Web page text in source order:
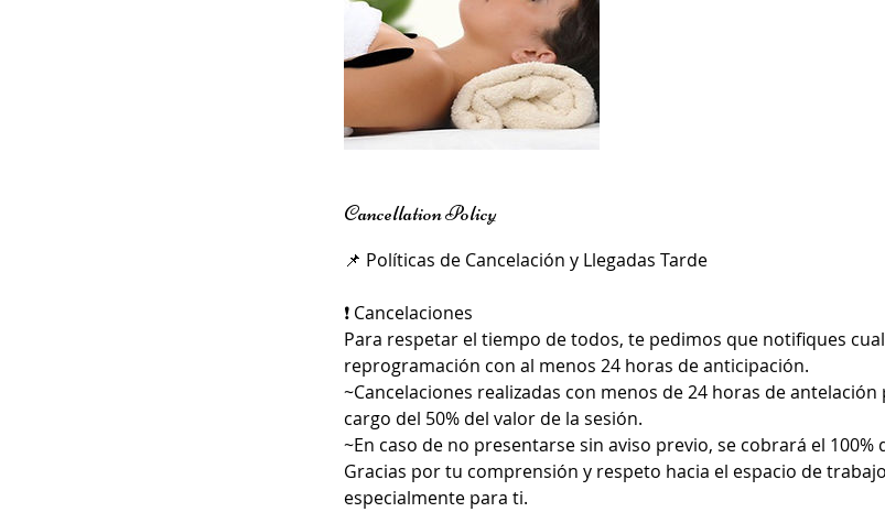
Cancellation Policy
📌 Políticas de Cancelación y Llegadas Tarde
❗ Cancelaciones
Para respetar el tiempo de todos, te pedimos que notifiques
reprogramación con al menos 24 horas de anticipación.
~Cancelaciones realizadas con menos de 24 horas de
cargo del 50% del valor de la sesión.
~En caso de no presentarse sin aviso previo, se cobrará el 100%
Gracias por tu comprensión y respeto hacia el espacio de
especialmente para ti.